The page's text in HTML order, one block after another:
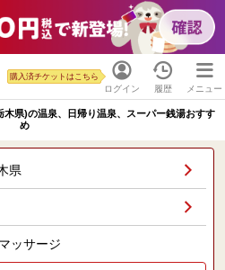
ログイン
購入済チケットはこちら
履歴 メニュー
県)の温泉、日帰り温泉、スーパー銭湯おすす
め
県
ッサージ